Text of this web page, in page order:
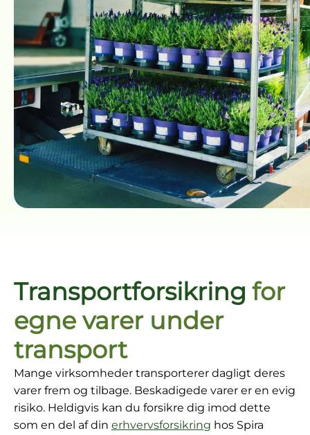
Transportforsikring for
egne varer under
transport
Mange virksomheder transporterer dagligt deres
varer frem og tilbage. Beskadigede varer er en evig
risiko. Heldigvis kan du forsikre dig imod dette
som en del af din erhvervsforsikring hos Spira